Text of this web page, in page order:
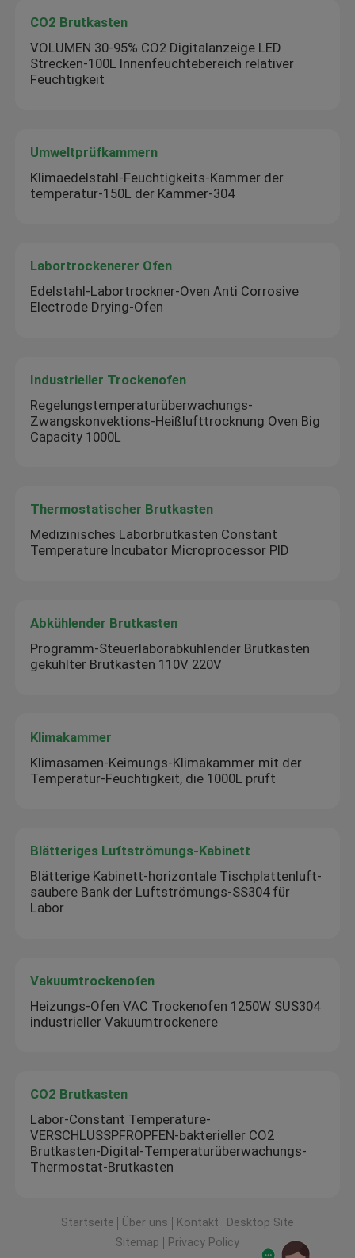
CO2 Brutkasten
VOLUMEN 30-95% CO2 Digitalanzeige LED
Strecken-100L Innenfeuchtebereich relativer
Feuchtigkeit
Umweltprüfkammern
Klimaedelstahl-Feuchtigkeits-Kammer der
temperatur-150L der Kammer-304
Labortrockenerer Ofen
Edelstahl-Labortrockner-Oven Anti Corrosive
Electrode Drying-Ofen
Industrieller Trockenofen
Regelungstemperaturüberwachungs-
Zwangskonvektions-Heißlufttrocknung Oven Big
Capacity 1000L
Thermostatischer Brutkasten
Medizinisches Laborbrutkasten Constant
Temperature Incubator Microprocessor PID
Abkühlender Brutkasten
Programm-Steuerlaborabkühlender Brutkasten
gekühlter Brutkasten 110V 220V
Klimakammer
Klimasamen-Keimungs-Klimakammer mit der
Temperatur-Feuchtigkeit, die 1000L prüft
Blätteriges Luftströmungs-Kabinett
Blätterige Kabinett-horizontale Tischplattenluft-
saubere Bank der Luftströmungs-SS304 für
Labor
Vakuumtrockenofen
Heizungs-Ofen VAC Trockenofen 1250W SUS304
industrieller Vakuumtrockenere
CO2 Brutkasten
Labor-Constant Temperature-
VERSCHLUSSPFROPFEN-bakterieller CO2
Brutkasten-Digital-Temperaturüberwachungs-
Thermostat-Brutkasten
Startseite Über uns Kontakt
Desktop Site
Sitemap
Privacy Policy